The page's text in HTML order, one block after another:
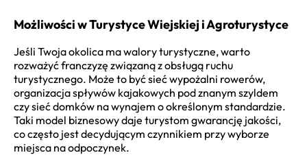
Możliwości w Turystyce Wiejskiej i Agroturystyce
Jeśli Twoja okolica ma walory turystyczne, warto
rozważyć franczyzę związaną z obsługą ruchu
turystycznego. Może to być sieć wypożalni rowerów,
organizacja spływów kajakowych pod znanym szyldem
czy sieć domków na wynajem o określonym standardzie.
Taki model biznesowy daje turystom gwarancję jakości,
co często jest decydującym czynnikiem przy wyborze
miejsca na odpoczynek.